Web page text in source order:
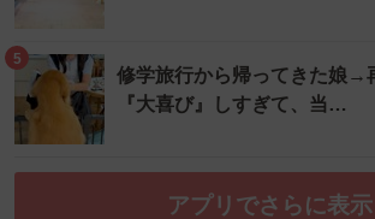
5
修学旅行から帰ってきた娘→
『大喜び』しすぎて、当…
アプリでさらに表示